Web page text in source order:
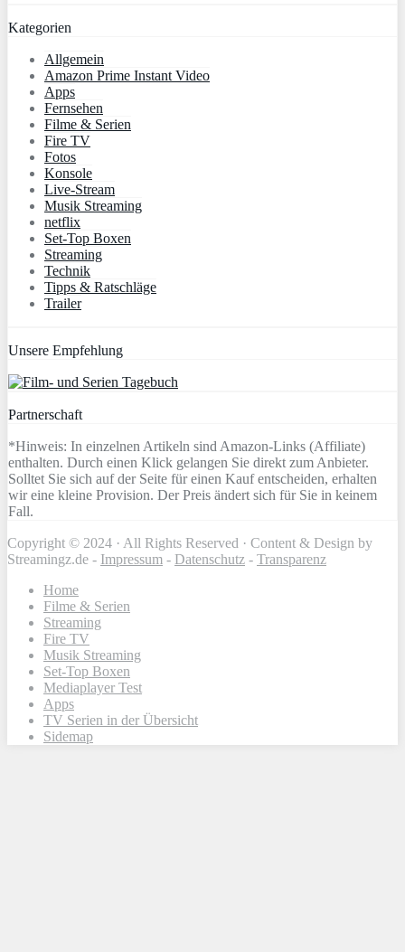
Kategorien
Allgemein
Amazon Prime Instant Video
Apps
Fernsehen
Filme & Serien
Fire TV
Fotos
Konsole
Live-Stream
Musik Streaming
netflix
Set-Top Boxen
Streaming
Technik
Tipps & Ratschläge
Trailer
Unsere Empfehlung
Partnerschaft
*Hinweis: In einzelnen Artikeln sind Amazon-Links (Affiliate)
enthalten. Durch einen Klick gelangen Sie direkt zum Anbieter.
Solltet Sie sich auf der Seite für einen Kauf entscheiden, erhalten
wir eine kleine Provision. Der Preis ändert sich für Sie in keinem
Fall.
Copyright © 2024 · All Rights Reserved · Content & Design by
Streamingz.de - Impressum - Datenschutz - Transparenz
Home
Filme & Serien
Streaming
Fire TV
Musik Streaming
Set-Top Boxen
Mediaplayer Test
Apps
TV Serien in der Übersicht
Sidemap